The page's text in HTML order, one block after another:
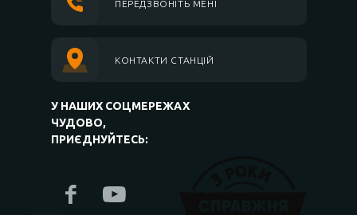
ПЕРЕДЗВОНІТЬ МЕНІ
КОНТАКТИ СТАНЦІЙ
У НАШИХ СОЦМЕРЕЖАХ
ЧУДОВО,
ПРИЄДНУЙТЕСЬ: